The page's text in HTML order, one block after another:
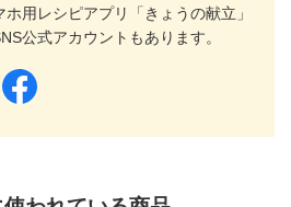
用レシピアプリ「きょうの献立」
公式アカウントもあります。